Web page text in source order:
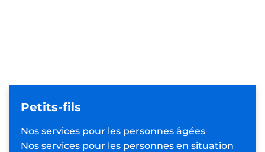
Petits-fils
Nos services pour les personnes âgées
Nos services pour les personnes en situation